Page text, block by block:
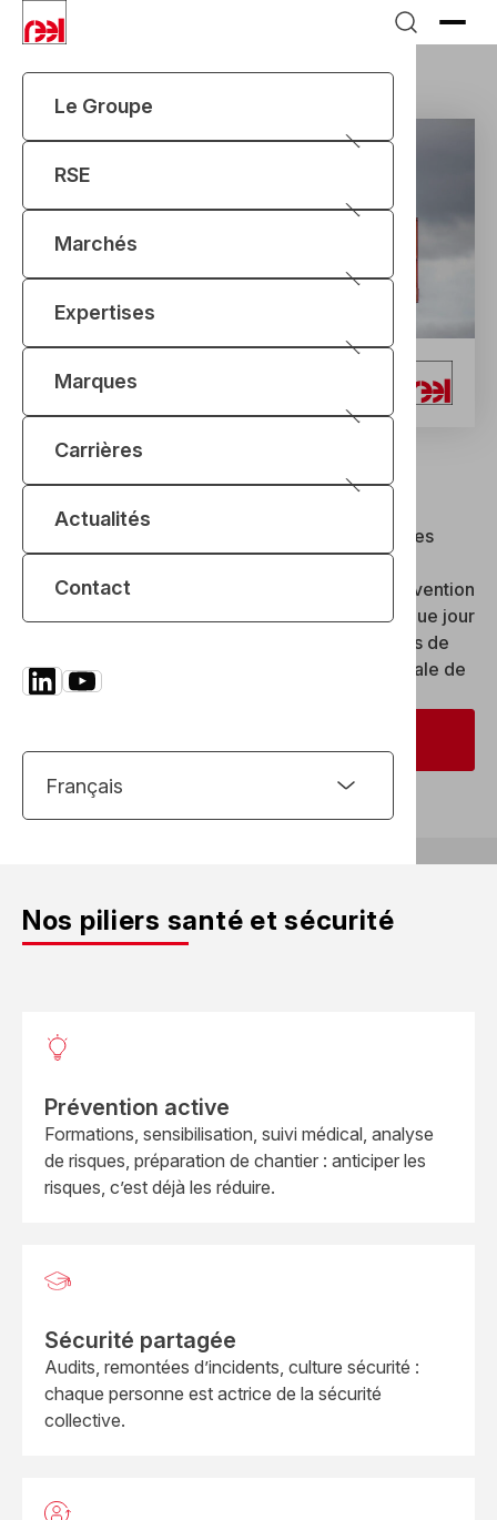
Le Groupe
RSE
Marchés
Expertises
Marques
Carrières
Actualités
Contact
Santé et sécurité au cœur de
notre engagement industriel
Chez REEL, la santé et la sécurité ne sont pas des
obligations réglementaires : ce sont des
engagements collectifs et constants
. En prévention
comme en réaction, nos équipes œuvrent chaque jour
pour limiter les risques, améliorer les conditions de
travail et préserver l’intégrité physique et mentale de
tous, sur l’ensemble de nos sites et projets.
Nos piliers santé et sécurité
Prévention active
Formations, sensibilisation, suivi médical, analyse
de risques, préparation de chantier : anticiper les
risques, c’est déjà les réduire.
Sécurité partagée
Audits, remontées d’incidents, culture sécurité :
chaque personne est actrice de la sécurité
collective.